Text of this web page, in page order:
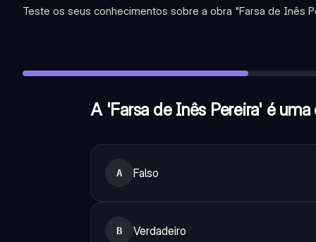
Teste os seus conhecimentos sobre a obra "Farsa de Inês
A 'Farsa de Inês Pereira' é
A Falso
B Verdadeiro
Que recurso literário é empregado na obra para comunicar